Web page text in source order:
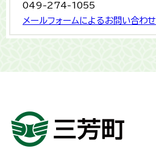
049-274-1055
メールフォームによるお問い合わせ